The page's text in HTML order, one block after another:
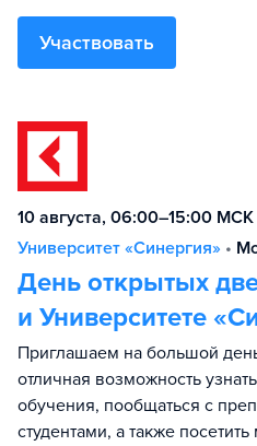
Участвовать
10 августа, 06:00–15:00 МСК
Университет «Синергия» •
День открытых
и Университете
Приглашаем на большой
отличная возможность
обучения, пообщаться с
студентами, а также